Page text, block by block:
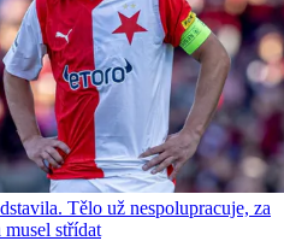
Tělo už nespolupracuje, za
střídat